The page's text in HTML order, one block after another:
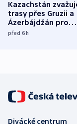
Kazachstán
trasy přes Gruzii a
Ázerbájdžán pro
vývoz ropy do
před 6h
Divácké centrum